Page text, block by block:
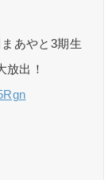
あやと3期生
放出！